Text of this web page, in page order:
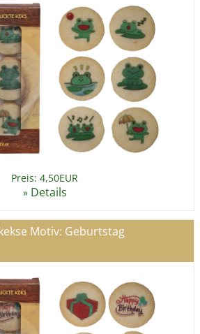
Preis: 4,50EUR
» Details
Motiv: Geburtstag